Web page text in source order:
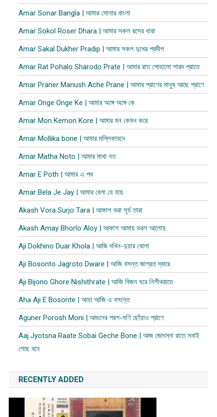
Amar Sonar Bangla | আমার সোনার বাংলা
Amar Sokol Roser Dhara | আমার সকল রসের ধারা
Amar Sakal Dukher Pradip | আমার সকল দুখের প্রদীপ
Amar Rat Pohalo Sharodo Prate | আমার রাত পোহালো শারদ প্রাতে
Amar Praner Manush Ache Prane | আমার প্রাণের মানুষ আছে প্রাণে
Amar Onge Onge Ke | আমার অঙ্গে অঙ্গে কে
Amar Mon Kemon Kore | আমার মন কেমন করে
Amar Mollika bone | আমার মল্লিকাবনে
Amar Matha Noto | আমার মাথা নত
Amar E Poth | আমার এ পথ
Amar Bela Je Jay | আমার বেলা যে যায়
Akash Vora Surjo Tara | আকাশ ভরা সূর্য তারা
Akash Amay Bhorlo Aloy | আকাশ আমায় ভরল আলোয়
Aji Dokhino Duar Khola | আজি দখিন-দুয়ার খোলা
Aji Bosonto Jagroto Dware | আজি বসন্ত জাগ্রত দ্বারে
Aji Bijono Ghore Nishithrate | আজি বিজন ঘরে নিশীথরাতে
Aha Aji E Bosonte | আহা আজি এ বসন্তে
Aguner Porosh Moni | আগুনের পরশ-মণি ছোঁয়াও প্রাণে
Aaj Jyotsna Raate Sobai Geche Bone | আজ জোৎস্না রাতে সবাই
গেছে বনে
RECENTLY ADDED